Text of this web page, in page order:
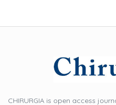
CHIRURGIA is open access